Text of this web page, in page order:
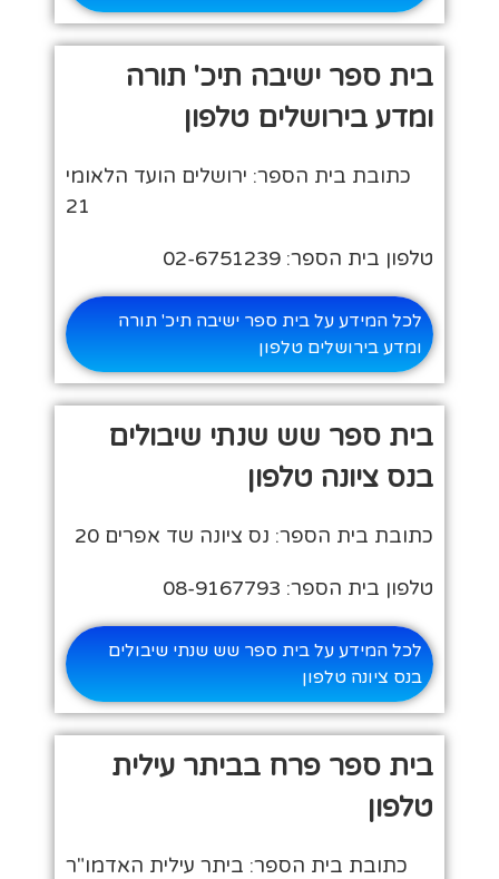
בית ספר ישיבה תיכ' תורה
ומדע בירושלים טלפון
כתובת בית הספר: ירושלים הועד הלאומי
21
טלפון בית הספר: 02-6751239
לכל המידע על בית ספר ישיבה תיכ' תורה
ומדע בירושלים טלפון
בית ספר שש שנתי שיבולים
בנס ציונה טלפון
כתובת בית הספר: נס ציונה שד אפרים 20
טלפון בית הספר: 08-9167793
לכל המידע על בית ספר שש שנתי שיבולים
בנס ציונה טלפון
בית ספר פרח בביתר עילית
טלפון
כתובת בית הספר: ביתר עילית האדמו"ר